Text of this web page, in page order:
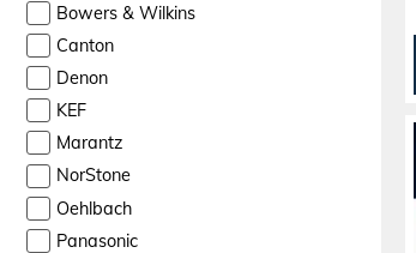
Bowers & Wilkins
Canton
Denon
KEF
Marantz
NorStone
Oehlbach
Panasonic